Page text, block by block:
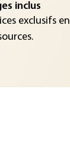
inclus
exclusifs en